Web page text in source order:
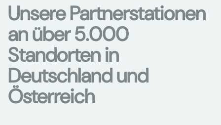
Unsere Partnerstationen
an über 5.000
Standorten in
Deutschland und
Österreich